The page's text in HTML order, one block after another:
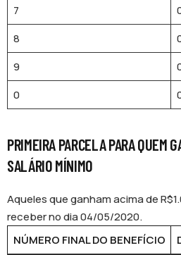
7
8
9
0
PRIMEIRA PARCELA PARA QUEM
SALÁRIO MÍNIMO
Aqueles que ganham acima de
receber no dia 04/05/2020.
NÚMERO FINAL DO BENEFÍCIO